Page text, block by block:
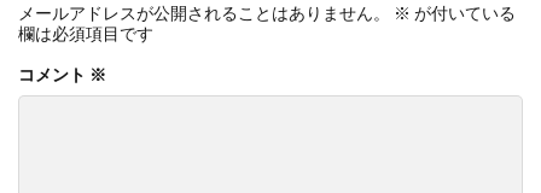
メールアドレスが公開されることはありません。 ※ が付いている
欄は必須項目です
コメント ※